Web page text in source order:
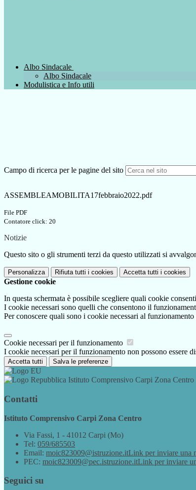
Albo Sindacale
Albo Sindacale
Modulistica e Info utili
Campo di ricerca per le pagine del sito
ASSEMBLEAMOBILITA17febbraio2022.pdf
File PDF
Contatore click: 20
Notizie
Questo sito o gli strumenti terzi da questo utilizzati si
Personalizza Rifiuta tutti i cookies Accetta tutti i cookies
Gestione cookie
In questa schermata è possibile scegliere quali cookie
I cookie necessari sono quelli che consentono il
Per conoscere quali sono i cookie necessari al
Cookie necessari per il funzionamento
I cookie necessari per il funzionamento non possono essere
Accetta tutti Salva le preferenze
Istituto Comprensivo Carpi Zona Centro
Contatti
Istituto Comprensivo Carpi Zona Centro
Via Fassi, 1 - 41012 Carpi (Mo)
Tel: 059/685503
Email: moic823009@istruzione.itLink per inviare una
PEC: moic823009@pec.istruzione.itLink per inviare
Seguici su